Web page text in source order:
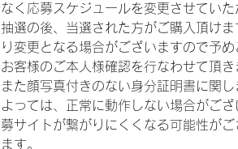
く応募スケジュールを変更させていた
選の後、当選された方がご購入頂けま
変更となる場合がございますので予め
客様のご本人様確認を行なわせて頂き
た顔写真付きのない身分証明書に関
っては、正常に動作しない場合がござ
サイトが繋がりにくくなる可能性が
す。